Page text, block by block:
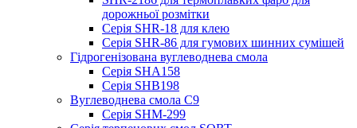
дорожньої розмітки
Серія SHR-18 для клею
Серія SHR-86 для гумових шинних сумішей
Гідрогенізована вуглеводнева смола
Серія SHA158
Серія SHB198
Вуглеводнева смола C9
Серія SHM-299